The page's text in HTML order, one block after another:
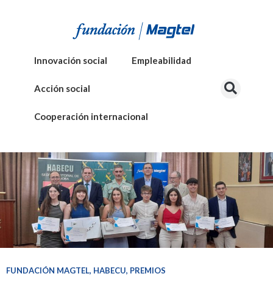
Innovación social Empleabilidad
Acción social
Cooperación internacional
FUNDACIÓN MAGTEL, HABECU, PREMIOS